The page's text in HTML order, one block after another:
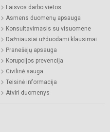
Laisvos darbo vietos
Asmens duomenų apsauga
Konsultavimasis su visuomene
Dažniausiai užduodami klausimai
Pranešėjų apsauga
Korupcijos prevencija
Civilinė sauga
Teisinė informacija
Atviri duomenys